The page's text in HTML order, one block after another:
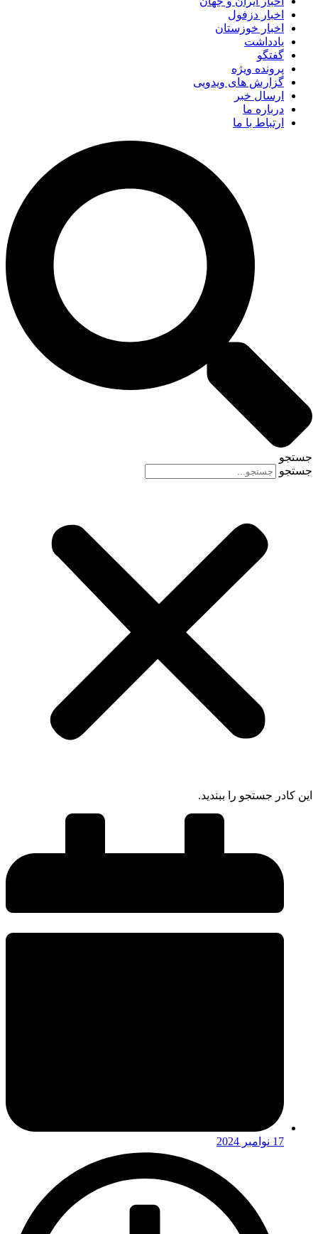
اخبار دزفول
اخبار خوزستان
یادداشت
گفتگو
پرونده ویژه
گزارش های ویدویی
ارسال خبر
درباره ما
ارتباط با ما
جستجو
جستجو
این کادر جستجو را ببندید.
17 نوامبر 2024